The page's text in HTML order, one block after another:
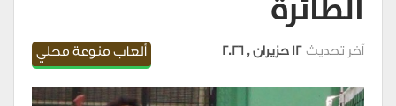
ألعاب منوعة محلي آخر تحديث12 حزيران , 2026